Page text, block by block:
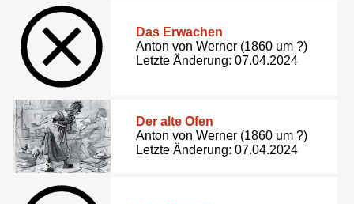
Das Erwachen
Anton von Werner (1860 um ?)
Letzte Änderung: 07.04.2024
Der alte Ofen
Anton von Werner (1860 um ?)
Letzte Änderung: 07.04.2024